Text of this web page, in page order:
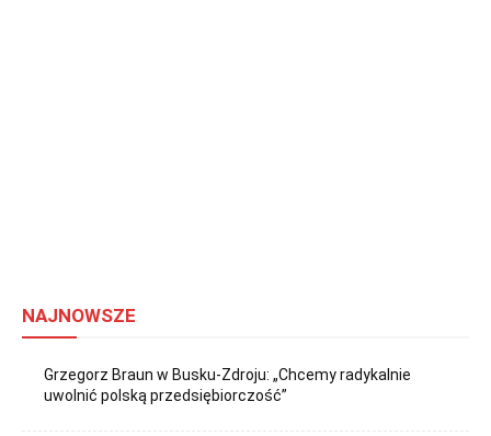
NAJNOWSZE
Grzegorz Braun w Busku-Zdroju: „Chcemy radykalnie
uwolnić polską przedsiębiorczość”